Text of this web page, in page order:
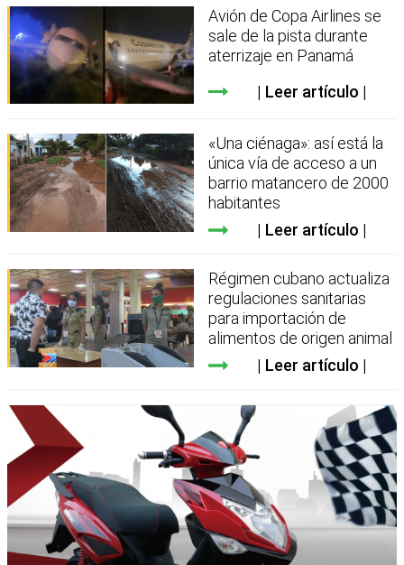
Avión de Copa Airlines se
sale de la pista durante
aterrizaje en Panamá
Leer artículo
«Una ciénaga»: así está la
única vía de acceso a un
barrio matancero de 2000
habitantes
Leer artículo
Régimen cubano actualiza
regulaciones sanitarias
para importación de
alimentos de origen animal
Leer artículo